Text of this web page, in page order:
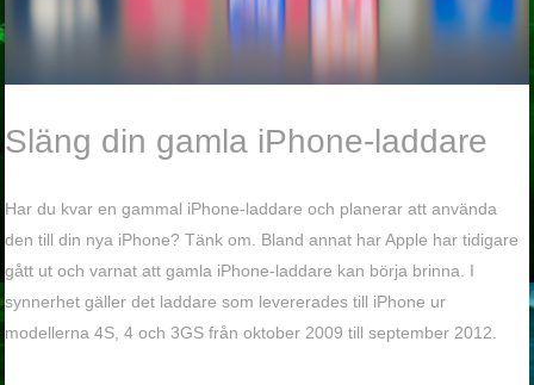
Släng din gamla iPhone-laddare
Har du kvar en gammal iPhone-laddare och planerar att använda
den till din nya iPhone? Tänk om. Bland annat har Apple har tidigare
gått ut och varnat att gamla iPhone-laddare kan börja brinna. I
synnerhet gäller det laddare som levererades till iPhone ur
modellerna 4S, 4 och 3GS från oktober 2009 till september 2012.